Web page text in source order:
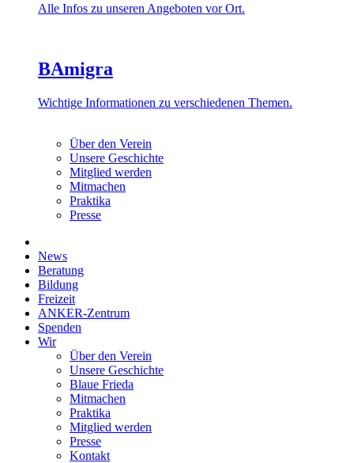
Alle Infos zu unseren Angeboten vor Ort.
BAmigra
Wichtige Informationen zu verschiedenen Themen.
Über den Verein
Unsere Geschichte
Mitglied werden
Mitmachen
Praktika
Presse
News
Beratung
Bildung
Freizeit
ANKER-Zentrum
Spenden
Wir
Über den Verein
Unsere Geschichte
Blaue Frieda
Mitmachen
Praktika
Mitglied werden
Presse
Kontakt